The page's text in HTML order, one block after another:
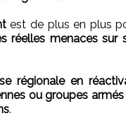
est de plus en plus
réelles menaces sur
régionale en
ou groupes armés
.